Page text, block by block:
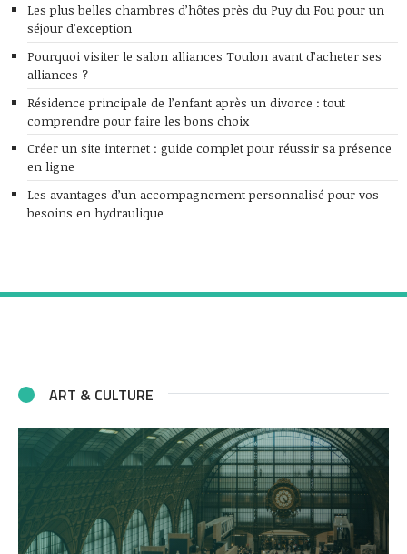
Les plus belles chambres d’hôtes près du Puy du Fou pour un
séjour d’exception
Pourquoi visiter le salon alliances Toulon avant d’acheter ses
alliances ?
Résidence principale de l’enfant après un divorce : tout
comprendre pour faire les bons choix
Créer un site internet : guide complet pour réussir sa présence
en ligne
Les avantages d’un accompagnement personnalisé pour vos
besoins en hydraulique
ART & CULTURE